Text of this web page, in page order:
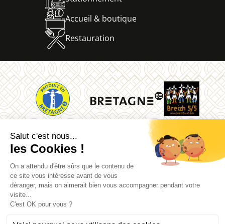
Accueil & boutique
Restauration
Quénéquillec
22160 Carnoët
02 96 91 62 26